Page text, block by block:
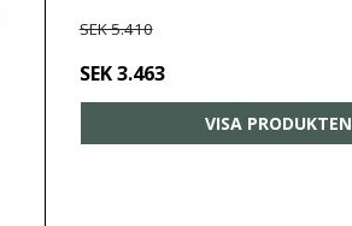
SEK 5.410
SEK 3.463
VISA PRODUKTEN